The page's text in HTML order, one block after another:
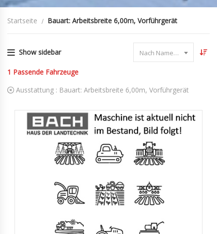
Startseite Bauart: Arbeitsbreite 6,00m, Vorführgerät
Show sidebar Nach Name sortieren
1 Passende Fahrzeuge
Ausstattung : Bauart: Arbeitsbreite 6,00m, Vorführgerät